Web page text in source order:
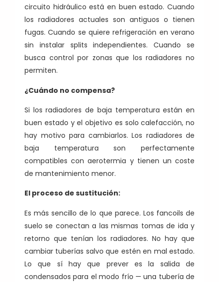
circuito hidráulico está en buen estado. Cuando
los radiadores actuales son antiguos o tienen
fugas. Cuando se quiere refrigeración en verano
sin instalar splits independientes. Cuando se
busca control por zonas que los radiadores no
permiten.
¿Cuándo no compensa?
Si los radiadores de baja temperatura están en
buen estado y el objetivo es solo calefacción, no
hay motivo para cambiarlos. Los radiadores de
baja temperatura son perfectamente
compatibles con aerotermia y tienen un coste
de mantenimiento menor.
El proceso de sustitución:
Es más sencillo de lo que parece. Los fancoils de
suelo se conectan a las mismas tomas de ida y
retorno que tenían los radiadores. No hay que
cambiar tuberías salvo que estén en mal estado.
Lo que sí hay que prever es la salida de
condensados para el modo frío — una tubería de